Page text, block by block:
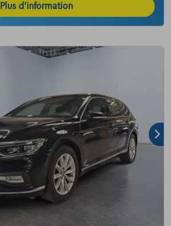
Plus d’information